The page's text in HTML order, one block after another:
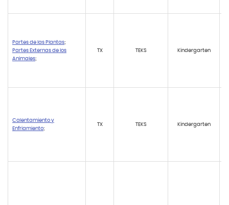
Partes de las Plantas;
Partes Externas de los
Animales;
TX TEKS Kindergarten
Calentamiento y
Enfriamiento;
TX TEKS Kindergarten